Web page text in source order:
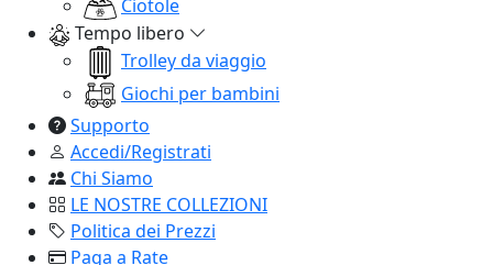
Ciotole
Tempo libero
Trolley da viaggio
Giochi per bambini
Supporto
Accedi/Registrati
Chi Siamo
LE NOSTRE COLLEZIONI
Politica dei Prezzi
Paga a Rate